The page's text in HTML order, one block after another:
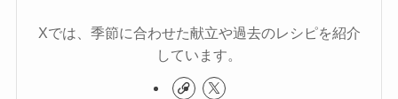
Xでは、季節に合わせた献立や過去のレシピを紹介
しています。